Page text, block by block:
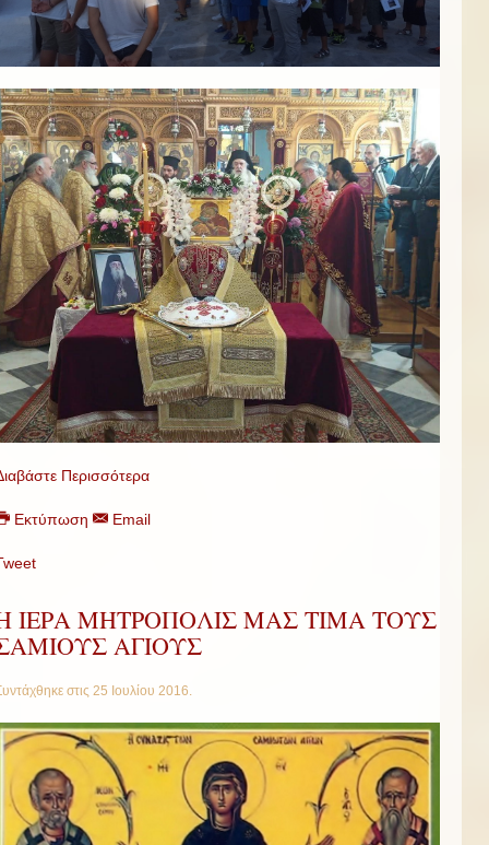
Περισσότερα
Εκτύπωση Email
ΙΕΡΑ ΜΗΤΡΟΠΟΛΙΣ ΜΑΣ ΤΙΜΑ ΤΟΥΣ
ΑΓΙΟΥΣ
στις 25 Ιουλίου 2016